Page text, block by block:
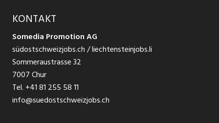
Teilzeit Jobs
Praktikum
KONTAKT
Somedia Promotion AG
südostschweizjobs.ch / liechtensteinjobs.li
Sommeraustrasse 32
7007 Chur
Tel. +41 81 255 58 11
info@suedostschweizjobs.ch